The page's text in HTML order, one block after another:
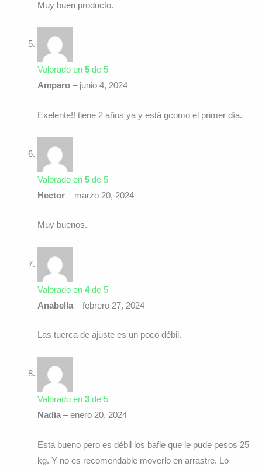
Muy buen producto.
Valorado en 5de 5
Amparo – junio 4, 2024
Exelente!! tiene 2 años ya y está gcomo el primer día.
Valorado en 5de 5
Hector – marzo 20, 2024
Muy buenos.
Valorado en 4de 5
Anabella – febrero 27, 2024
Las tuerca de ajuste es un poco débil.
Valorado en 3de 5
Nadia– enero 20, 2024
Esta bueno pero es débil los bafle que le pude pesos 25
kg. Y no es recomendable moverlo en arrastre. Lo